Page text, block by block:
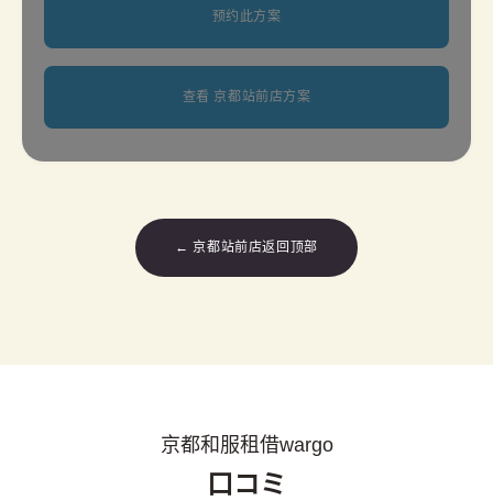
预约此方案
查看 京都站前店方案
← 京都站前店返回顶部
京都和服租借wargo
口コミ